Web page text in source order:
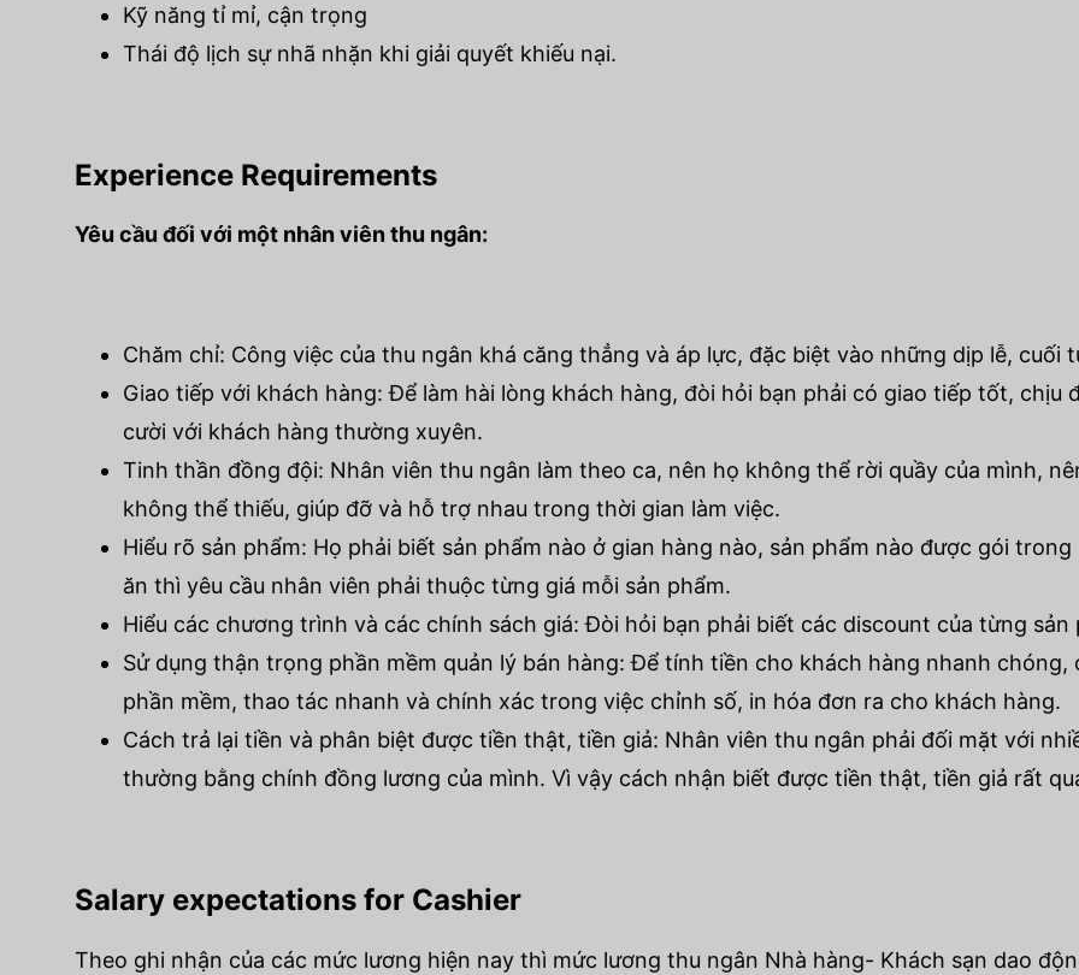
Kỹ năng tỉ mỉ, cận trọng
Thái độ lịch sự nhã nhặn khi giải quyết khiếu nại.
Experience Requirements
Yêu cầu đối với một nhân viên thu ngân:
Chăm chỉ: Công việc của thu ngân khá căng thẳng và áp lực, đặc biệt vào những dịp lễ, cuối
Giao tiếp với khách hàng: Để làm hài lòng khách hàng, đòi hỏi bạn phải có giao tiếp tốt,
cười với khách hàng thường xuyên.
Tinh thần đồng đội: Nhân viên thu ngân làm theo ca, nên họ không thể rời quầy của mình,
không thể thiếu, giúp đỡ và hỗ trợ nhau trong thời gian làm việc.
Hiểu rõ sản phẩm: Họ phải biết sản phẩm nào ở gian hàng nào, sản phẩm nào được gói
ăn thì yêu cầu nhân viên phải thuộc từng giá mỗi sản phẩm.
Hiểu các chương trình và các chính sách giá: Đòi hỏi bạn phải biết các discount của từng
Sử dụng thận trọng phần mềm quản lý bán hàng: Để tính tiền cho khách hàng nhanh
phần mềm, thao tác nhanh và chính xác trong việc chỉnh số, in hóa đơn ra cho khách hàng.
Cách trả lại tiền và phân biệt được tiền thật, tiền giả: Nhân viên thu ngân phải đối mặt với
thường bằng chính đồng lương của mình. Vì vậy cách nhận biết được tiền thật, tiền giả rất
Salary expectations for Cashier
Theo ghi nhận của các mức lương hiện nay thì mức lương thu ngân Nhà hàng- Khách sạn dao